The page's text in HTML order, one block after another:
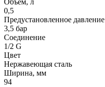
Объем, л
0,5
Предустановленное давление
3,5 бар
Соединение
1/2 G
Цвет
Нержавеющая сталь
Ширина, мм
94